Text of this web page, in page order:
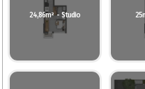
24,86m² - Studio